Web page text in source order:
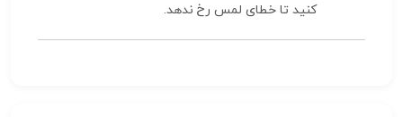
کنید تا خطای لمس رخ ندهد.